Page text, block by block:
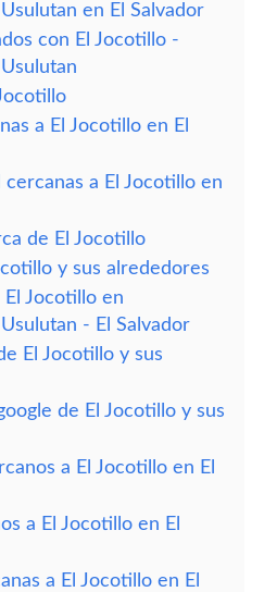
en El Salvador
con El Jocotillo -
a El Jocotillo en El
cercanas a El Jocotillo en
de El Jocotillo
y sus alrededores
Jocotillo en
- El Salvador
El Jocotillo y sus
de El Jocotillo y sus
a El Jocotillo en El
a El Jocotillo en El
a El Jocotillo en El